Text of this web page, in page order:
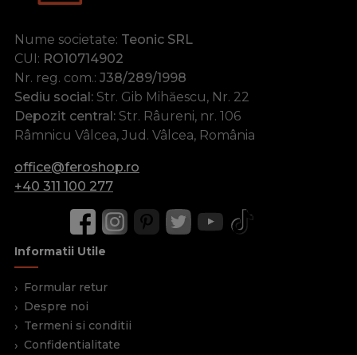
Nume societate: Teonic SRL
CUI: RO10714902
Nr. reg. com.: J38/289/1998
Sediu social: Str. Gib Mihăescu, Nr. 22
Depozit central: Str. Râureni, nr. 106
Râmnicu Vâlcea, Jud. Vâlcea, România
office@feroshop.ro
+40 311 100 277
Informatii Utile
Formular retur
Despre noi
Termeni si conditii
Confidentialitate